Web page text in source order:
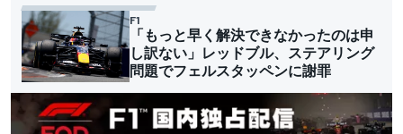
F1
「もっと早く解決できなかったのは申
し訳ない」レッドブル、ステアリング
問題でフェルスタッペンに謝罪